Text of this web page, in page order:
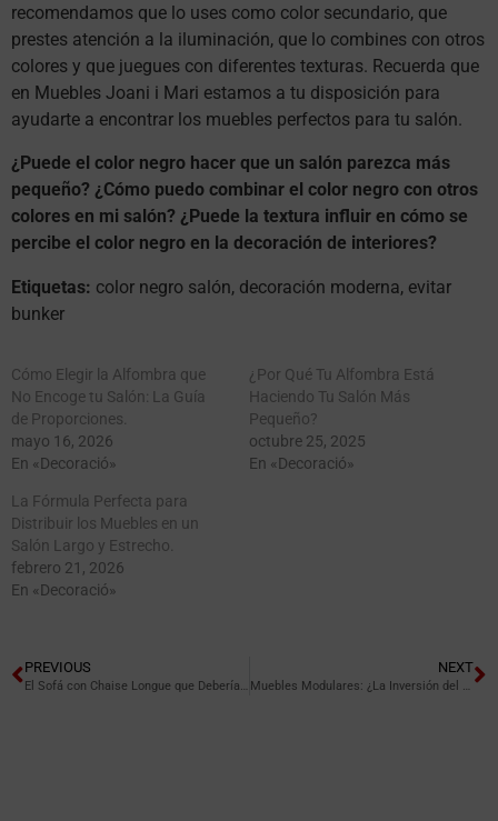
recomendamos que lo uses como color secundario, que
prestes atención a la iluminación, que lo combines con otros
colores y que juegues con diferentes texturas. Recuerda que
en Muebles Joani i Mari estamos a tu disposición para
ayudarte a encontrar los muebles perfectos para tu salón.
¿Puede el color negro hacer que un salón parezca más
pequeño? ¿Cómo puedo combinar el color negro con otros
colores en mi salón? ¿Puede la textura influir en cómo se
percibe el color negro en la decoración de interiores?
Etiquetas: color negro salón, decoración moderna, evitar
bunker
Cómo Elegir la Alfombra que
No Encoge tu Salón: La Guía
de Proporciones.
mayo 16, 2026
En «Decoració»
¿Por Qué Tu Alfombra Está
Haciendo Tu Salón Más
Pequeño?
octubre 25, 2025
En «Decoració»
La Fórmula Perfecta para
Distribuir los Muebles en un
Salón Largo y Estrecho.
febrero 21, 2026
En «Decoració»
PREVIOUS
El Sofá con Chaise Longue que Deberías Evitar si tu Piso es en Igualada.
NEXT
Muebles Modulares: ¿La Inversión del Futuro o un Rompecabezas Carísimo?